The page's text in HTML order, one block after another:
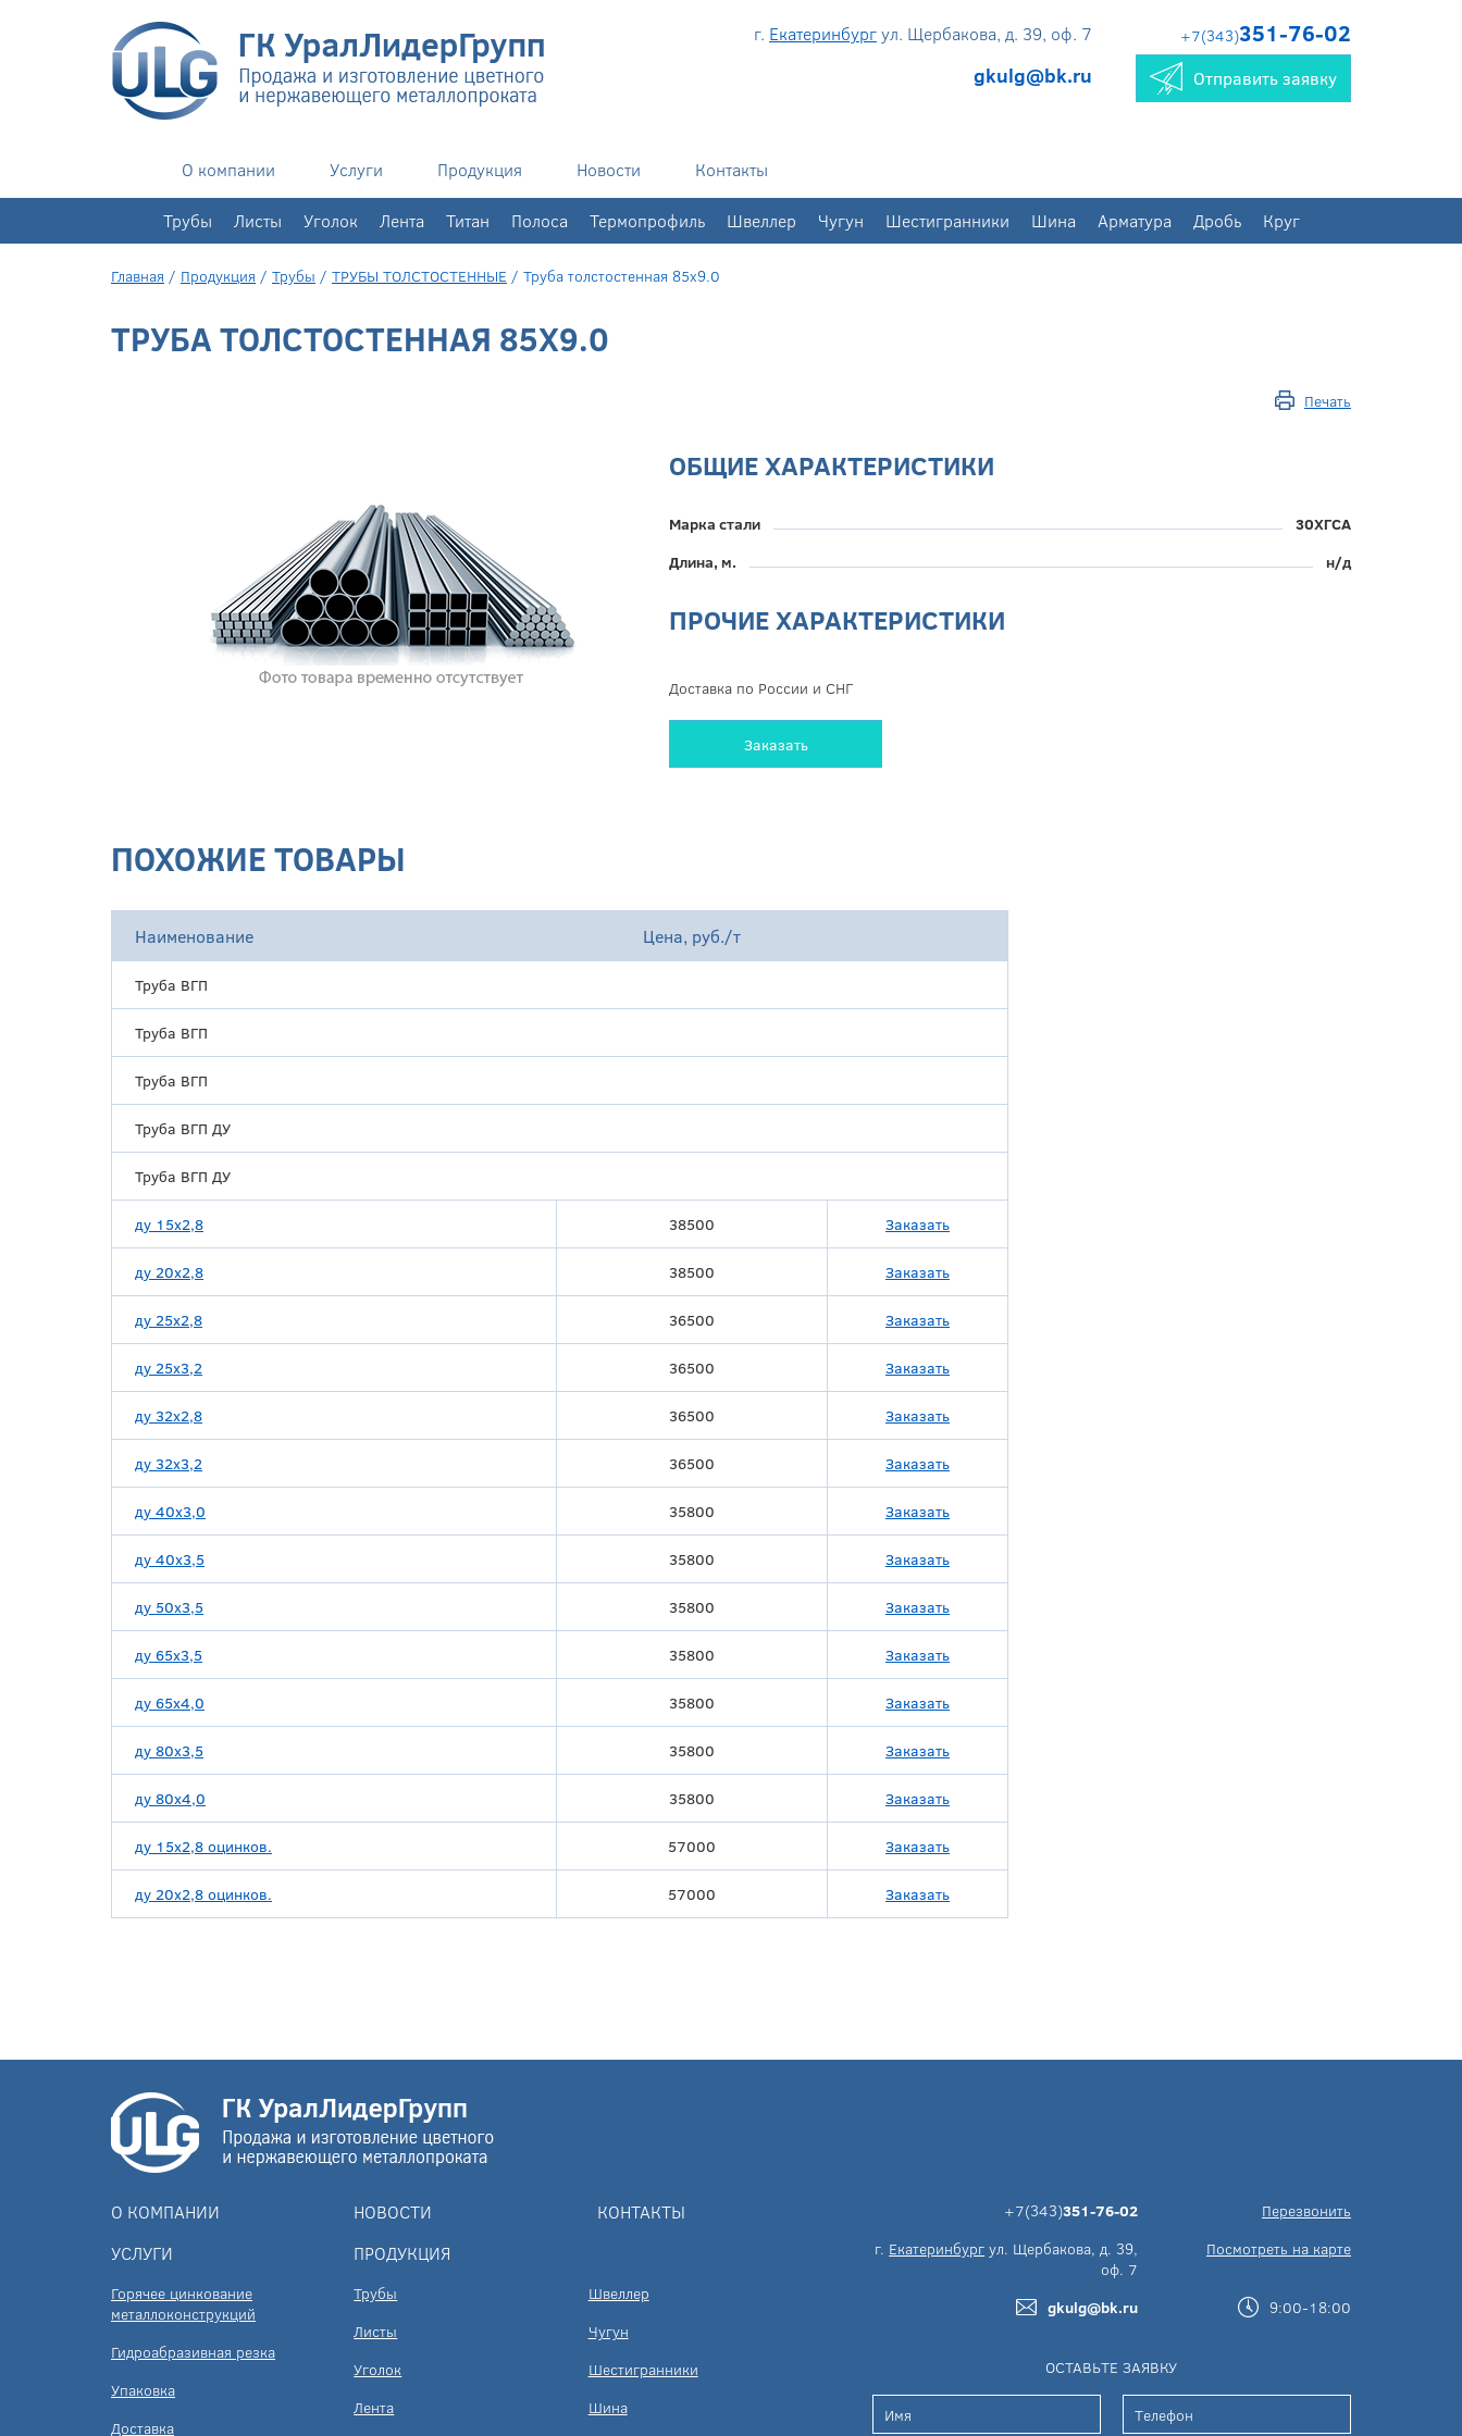
г. Екатеринбургул. Щербакова, д. 39, оф. 7
gkulg@bk.ru
+7(343)351-76-02
Отправить заявку
+7(343)351-76-02
О компании Услуги Продукция Новости Контакты
Трубы Листы Уголок Лента Титан Полоса Термопрофиль Швеллер Чугун Шестигранники Шина Арматура Дробь Круг
Главная / Продукция / Трубы / ТРУБЫ ТОЛСТОСТЕННЫЕ / Труба толстостенная 85х9.0
ТРУБА ТОЛСТОСТЕННАЯ 85Х9.0
Печать
ОБЩИЕ ХАРАКТЕРИСТИКИ
Марка стали
30ХГСА
Длина, м.
н/д
ПРОЧИЕ ХАРАКТЕРИСТИКИ
Доставка по России и СНГ
Заказать
ПОХОЖИЕ ТОВАРЫ
Наименование Цена, руб./т
Труба ВГП
Труба ВГП
Труба ВГП
Труба ВГП ДУ
Труба ВГП ДУ
ду 15х2,8 38500 Заказать
ду 20х2,8 38500 Заказать
ду 25х2,8 36500 Заказать
ду 25х3,2 36500 Заказать
ду 32х2,8 36500 Заказать
ду 32х3,2 36500 Заказать
ду 40х3,0 35800 Заказать
ду 40х3,5 35800 Заказать
ду 50х3,5 35800 Заказать
ду 65х3,5 35800 Заказать
ду 65х4,0 35800 Заказать
ду 80х3,5 35800 Заказать
ду 80х4,0 35800 Заказать
ду 15х2,8 оцинков. 57000 Заказать
ду 20х2,8 оцинков. 57000 Заказать
О КОМПАНИИ НОВОСТИ
КОНТАКТЫ
УСЛУГИ
Горячее цинкование
металлоконструкций
Гидроабразивная резка
Упаковка
Доставка
ПРОДУКЦИЯ
Трубы
Листы
Уголок
Лента
Швеллер
Чугун
Шестигранники
Шина
+7(343)351-76-02
Перезвонить
г. Екатеринбург ул. Щербакова, д. 39,
оф. 7
Посмотреть на карте
gkulg@bk.ru 9:00-18:00
ОСТАВЬТЕ ЗАЯВКУ